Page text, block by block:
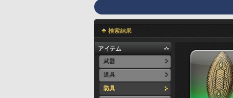
検索結果
アイテム
武器
道具
防具